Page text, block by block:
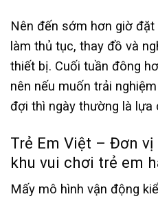
Nên đến sớm hơn giờ
làm thủ tục, thay đồ và
thiết bị. Cuối tuần đông
nên nếu muốn trải
đợi thì ngày thường là lựa
Trẻ Em Việt – Đơn
khu vui chơi trẻ em
Mấy mô hình vận động